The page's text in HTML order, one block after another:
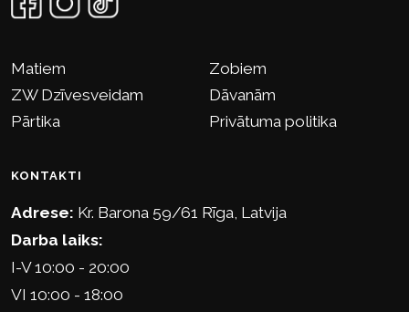
Matiem
Zobiem
ZW Dzīvesveidam
Dāvanām
Pārtika
Privātuma politika
KONTAKTI
Adrese: Kr. Barona 59/61 Rīga, Latvija
Darba laiks:
I-V 10:00 - 20:00
VI 10:00 - 18:00